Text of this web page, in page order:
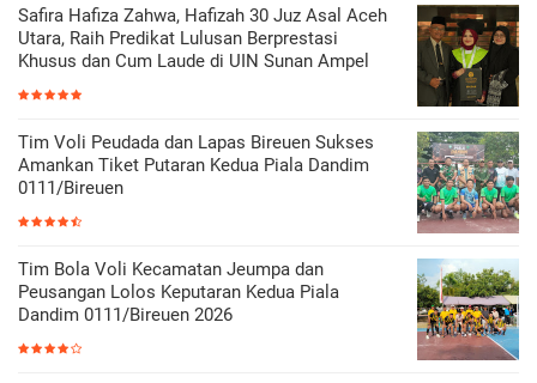
Safira Hafiza Zahwa, Hafizah 30 Juz Asal Aceh
Utara, Raih Predikat Lulusan Berprestasi
Khusus dan Cum Laude di UIN Sunan Ampel
Tim Voli Peudada dan Lapas Bireuen Sukses
Amankan Tiket Putaran Kedua Piala Dandim
0111/Bireuen
Tim Bola Voli Kecamatan Jeumpa dan
Peusangan Lolos Keputaran Kedua Piala
Dandim 0111/Bireuen 2026